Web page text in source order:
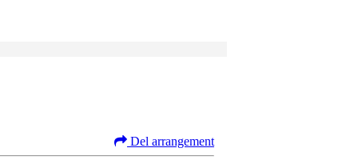
Del arrangement